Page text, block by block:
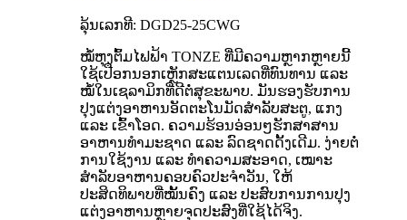
ລຸ້ນເລກທີ: DGD25-25CWG
ໝໍ້ຫຸງຕົ້ມໄຟຟ້າ TONZE ທີ່ມີຄວາມຫຼາກຫຼາຍນີ້
ໃຊ້ເປືອກນອກເຫຼັກສະແຕນເລດທີ່ທົນທານ ແລະ
ໝໍ້ໃນເຊລາມິກທີ່ດີຕໍ່ສຸຂະພາບ. ມັນຮອງຮັບການ
ປຸງແຕ່ງອາຫານອັດຕະໂນມັດສຳລັບສະຕູ, ແກງ
ແລະ ເຂົ້າໂອດ. ຄວາມຮ້ອນອ່ອນໆຮັກສາສານ
ອາຫານທຳມະຊາດ ແລະ ລົດຊາດດັ້ງເດີມ. ງ່າຍຕໍ່
ການໃຊ້ງານ ແລະ ທຳຄວາມສະອາດ, ເໝາະ
ສຳລັບອາຫານຄອບຄົວປະຈຳວັນ, ໃຫ້
ປະສິດທິພາບທີ່ໝັ້ນຄົງ ແລະ ປະສົບການການປຸງ
ແຕ່ງອາຫານຫຼາຍຈຸດປະສົງທີ່ໃຊ້ໄດ້ຈິງ.